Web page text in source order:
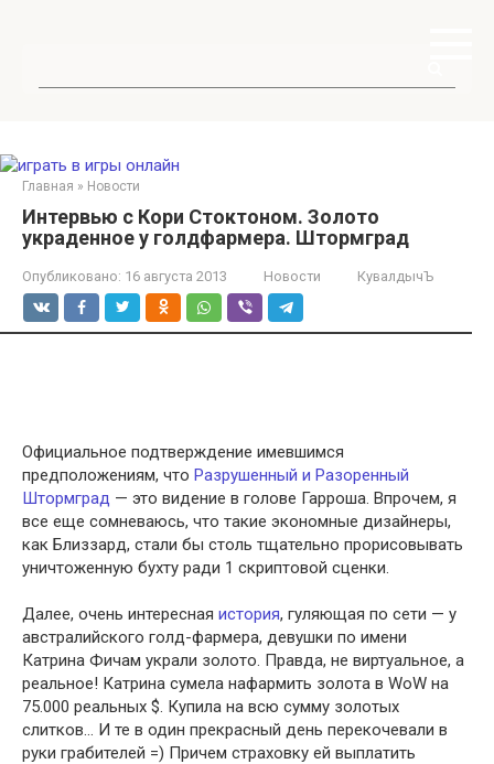
Главная » Новости
Интервью с Кори Стоктоном. Золото
украденное у голдфармера. Штормград
Опубликовано: 16 августа 2013 Новости КувалдычЪ
Официальное подтверждение имевшимся
предположениям, что Разрушенный и Разоренный
Штормград — это видение в голове Гарроша. Впрочем, я
все еще сомневаюсь, что такие экономные дизайнеры,
как Близзард, стали бы столь тщательно прорисовывать
уничтоженную бухту ради 1 скриптовой сценки.
Далее, очень интересная история, гуляющая по сети — у
австралийского голд-фармера, девушки по имени
Катрина Фичам украли золото. Правда, не виртуальное, а
реальное! Катрина сумела нафармить золота в WoW на
75.000 реальных $. Купила на всю сумму золотых
слитков… И те в один прекрасный день перекочевали в
руки грабителей =) Причем страховку ей выплатить